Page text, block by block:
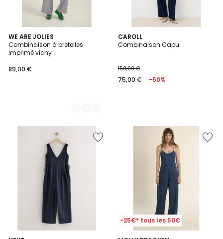
WE ARE JOLIES
Combinaison à bretelles
imprimé vichy
89,00 €
2
Couleurs
CAROLL
Combinaison Capu
150,00 €
75,00 € -50%
-25€* tous les 50€